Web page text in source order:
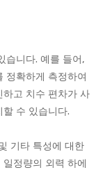
습니다. 예를 들어,
정확하게 측정하여
고 치수 편차가 사
수 있습니다.
기타 특성에 대한
정량의 외력 하에